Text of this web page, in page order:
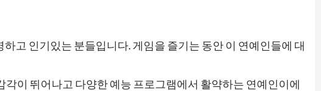
고 인기있는 분들입니다. 게임을 즐기는 동안 이 연예인들에 대
이 뛰어나고 다양한 예능 프로그램에서 활약하는 연예인이에